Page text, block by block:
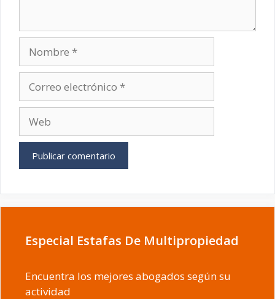
electrónico
Especial Estafas De Multipropiedad
Encuentra los mejores abogados según su
actividad